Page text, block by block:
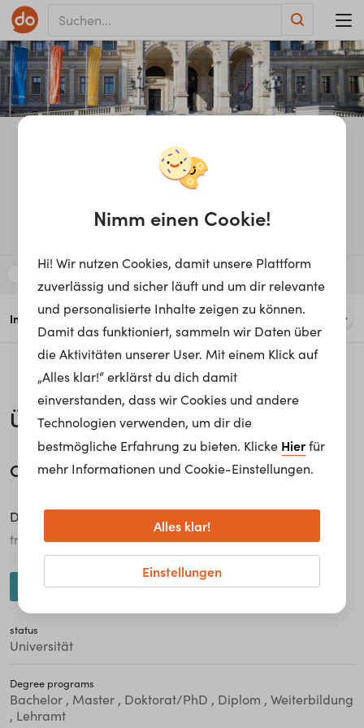
Uni­ver­si­tät Wi­en
Bildung, Pädagogik & Lehre Wissenschaft & Forschung
Info Stories7 Study Environment Education
Über uns
OFFEN FÜR NEUES. SEIT 1365.
Die Universität Wien verfügt als eine der
traditionsreichsten und größten Universitäten Europas
über ein vielfältiges Studienangebot. Rund 92.000
Studierende aus 140 Ländern studieren in 57 Bachelor-, 2
Diplom-, 105 Masterstudien sowie 117
Dissertationsgebieten im Doktorats-/PhD-Bereich. Ein
umfangreiches Lehrveranstaltungsangebot von ca. 15.000
weiterlesen...
status
Universität
Degree programs
Bachelor , Master , Doktorat/PhD , Diplom , Weiterbildung
, Lehramt
Nimm einen Cookie!
Hi! Wir nutzen Cookies, damit unsere Plattform
zuverlässig und sicher läuft und um dir relevante
und personalisierte Inhalte zeigen zu können.
Damit das funktioniert, sammeln wir Daten über
die Aktivitäten unserer User. Mit einem Klick auf
„Alles klar!“ erklärst du dich damit
einverstanden, dass wir Cookies und andere
Technologien verwenden, um dir die
bestmögliche Erfahrung zu bieten. Klicke Hierfür
mehr Informationen und Cookie-Einstellungen.
Einstellungen
Alles klar!